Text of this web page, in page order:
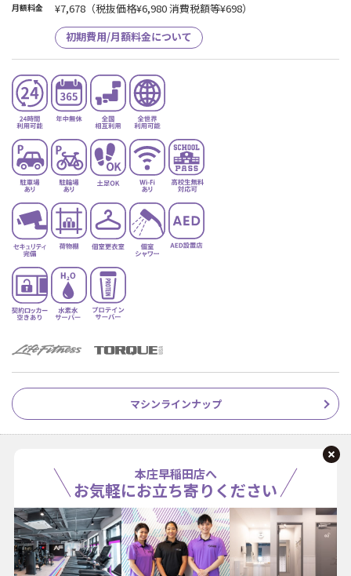
月額料金 ¥7,678 （税抜価格¥6,980 消費税額等¥698）
初期費用/月額料金について
マシンラインナップ
本庄早稲田店へ
お気軽にお立ち寄りください